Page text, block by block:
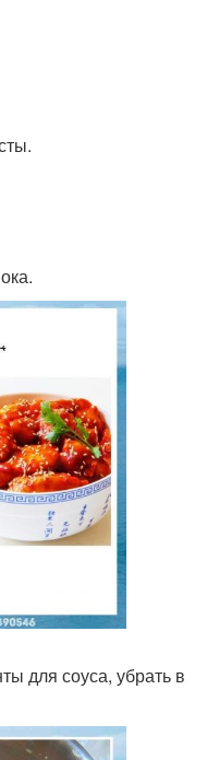
для соуса, убрать в